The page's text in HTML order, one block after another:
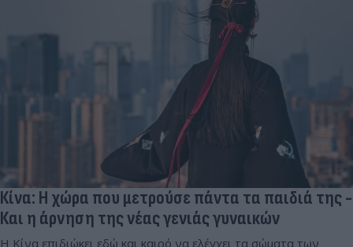
Κίνα: Η χώρα που μετρούσε πάντα τα παιδιά της -
Και η άρνηση της νέας γενιάς γυναικών
Η Κίνα επιδιώκει εδώ και καιρό να ελέγχει τα σώματα των